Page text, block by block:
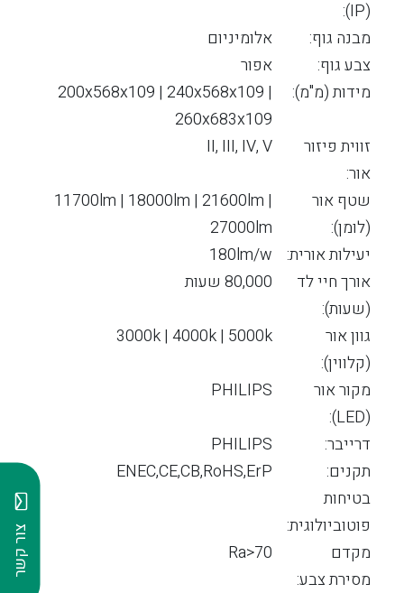
צור קשר
(IP):
מבנה גוף:
אלומיניום
צבע גוף:
אפור
מידות (מ"מ):
200x568x109 | 240x568x109 |
260x683x109
זווית פיזור
אור:
II, III, IV, V
שטף אור
(לומן):
11700lm | 18000lm | 21600lm |
27000lm
יעילות אורית:
180lm/w
אורך חיי לד
(שעות):
80,000 שעות
גוון אור
(קלווין):
3000k | 4000k | 5000k
מקור אור
(LED):
PHILIPS
דרייבר:
PHILIPS
תקנים:
ENEC,CE,CB,RoHS,ErP
בטיחות
פוטוביולוגית:
מקדם
מסירת צבע:
Ra>70